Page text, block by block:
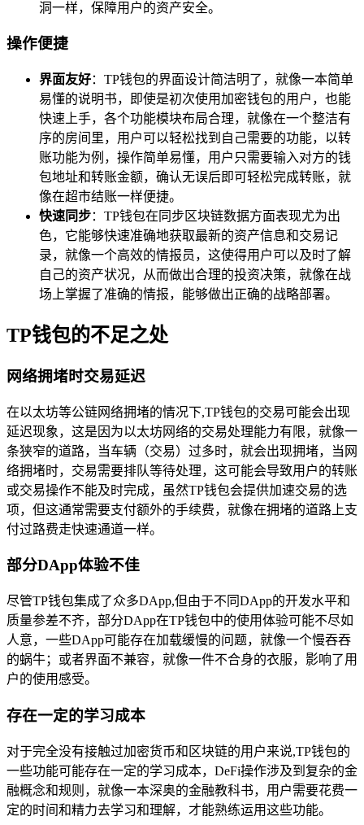
洞一样，保障用户的资产安全。
操作便捷
界面友好：TP钱包的界面设计简洁明了，就像一本简单
易懂的说明书，即使是初次使用加密钱包的用户，也能
快速上手，各个功能模块布局合理，就像在一个整洁有
序的房间里，用户可以轻松找到自己需要的功能，以转
账功能为例，操作简单易懂，用户只需要输入对方的钱
包地址和转账金额，确认无误后即可轻松完成转账，就
像在超市结账一样便捷。
快速同步：TP钱包在同步区块链数据方面表现尤为出
色，它能够快速准确地获取最新的资产信息和交易记
录，就像一个高效的情报员，这使得用户可以及时了解
自己的资产状况，从而做出合理的投资决策，就像在战
场上掌握了准确的情报，能够做出正确的战略部署。
TP钱包的不足之处
网络拥堵时交易延迟
在以太坊等公链网络拥堵的情况下,TP钱包的交易可能会出现
延迟现象，这是因为以太坊网络的交易处理能力有限，就像一
条狭窄的道路，当车辆（交易）过多时，就会出现拥堵，当网
络拥堵时，交易需要排队等待处理，这可能会导致用户的转账
或交易操作不能及时完成，虽然TP钱包会提供加速交易的选
项，但这通常需要支付额外的手续费，就像在拥堵的道路上支
付过路费走快速通道一样。
部分DApp体验不佳
尽管TP钱包集成了众多DApp,但由于不同DApp的开发水平和
质量参差不齐，部分DApp在TP钱包中的使用体验可能不尽如
人意，一些DApp可能存在加载缓慢的问题，就像一个慢吞吞
的蜗牛；或者界面不兼容，就像一件不合身的衣服，影响了用
户的使用感受。
存在一定的学习成本
对于完全没有接触过加密货币和区块链的用户来说,TP钱包的
一些功能可能存在一定的学习成本，DeFi操作涉及到复杂的金
融概念和规则，就像一本深奥的金融教科书，用户需要花费一
定的时间和精力去学习和理解，才能熟练运用这些功能。